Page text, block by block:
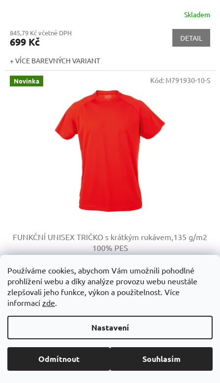
Používáme cookies, abychom Vám umožnili pohodlné
prohlížení webu a díky analýze provozu webu neustále
zlepšovali jeho funkce, výkon a použitelnost. Více
informací zde.
Nastavení
Odmítnout Souhlasím
Skladem
845,79 Kč včetně DPH
699 Kč DETAIL
+ VÍCE BAREVNÝCH VARIANT
Novinka
FUNKČNÍ UNISEX TRIČKO s krátkým rukávem,135 g/m2
100% PES
Skladem
143,99 Kč včetně DPH
119 Kč
+ VÍCE BAREVNÝCH VARIANT 10 BAREV
Kód: M791930-10-S